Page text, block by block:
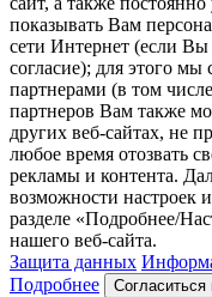
показывать Вам
сети Интернет (если Вы
согласие); для этого
партнерами (в том
партнеров Вам также
других веб-сайтах, не
любое время отозвать
рекламы и контента.
возможности настроек
разделе «Подробнее/
нашего веб-сайта.
Защита данных
Подробнее
Согласиться